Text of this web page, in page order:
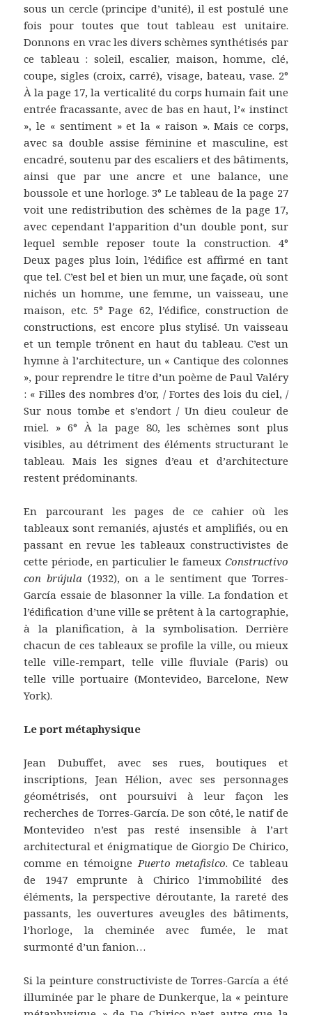
sous un cercle (principe d’unité), il est postulé une
fois pour toutes que tout tableau est unitaire.
Donnons en vrac les divers schèmes synthétisés par
ce tableau : soleil, escalier, maison, homme, clé,
coupe, sigles (croix, carré), visage, bateau, vase. 2°
À la page 17, la verticalité du corps humain fait une
entrée fracassante, avec de bas en haut, l’« instinct
», le « sentiment » et la « raison ». Mais ce corps,
avec sa double assise féminine et masculine, est
encadré, soutenu par des escaliers et des bâtiments,
ainsi que par une ancre et une balance, une
boussole et une horloge. 3° Le tableau de la page 27
voit une redistribution des schèmes de la page 17,
avec cependant l’apparition d’un double pont, sur
lequel semble reposer toute la construction. 4°
Deux pages plus loin, l’édifice est affirmé en tant
que tel. C’est bel et bien un mur, une façade, où sont
nichés un homme, une femme, un vaisseau, une
maison, etc. 5° Page 62, l’édifice, construction de
constructions, est encore plus stylisé. Un vaisseau
et un temple trônent en haut du tableau. C’est un
hymne à l’architecture, un « Cantique des colonnes
», pour reprendre le titre d’un poème de Paul Valéry
: « Filles des nombres d’or, / Fortes des lois du ciel, /
Sur nous tombe et s’endort / Un dieu couleur de
miel. » 6° À la page 80, les schèmes sont plus
visibles, au détriment des éléments structurant le
tableau. Mais les signes d’eau et d’architecture
restent prédominants.
En parcourant les pages de ce cahier où les
tableaux sont remaniés, ajustés et amplifiés, ou en
passant en revue les tableaux constructivistes de
cette période, en particulier le fameux Constructivo
con brújula (1932), on a le sentiment que Torres-
García essaie de blasonner la ville. La fondation et
l’édification d’une ville se prêtent à la cartographie,
à la planification, à la symbolisation. Derrière
chacun de ces tableaux se profile la ville, ou mieux
telle ville-rempart, telle ville fluviale (Paris) ou
telle ville portuaire (Montevideo, Barcelone, New
York).
Le port métaphysique
Jean Dubuffet, avec ses rues, boutiques et
inscriptions, Jean Hélion, avec ses personnages
géométrisés, ont poursuivi à leur façon les
recherches de Torres-García. De son côté, le natif de
Montevideo n’est pas resté insensible à l’art
architectural et énigmatique de Giorgio De Chirico,
comme en témoignePuerto metafisico. Ce tableau
de 1947 emprunte à Chirico l’immobilité des
éléments, la perspective déroutante, la rareté des
passants, les ouvertures aveugles des bâtiments,
l’horloge, la cheminée avec fumée, le mat
surmonté d’un fanion…
Si la peinture constructiviste de Torres-García a été
illuminée par le phare de Dunkerque, la « peinture